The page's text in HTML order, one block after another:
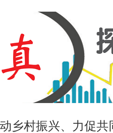
村振兴、力促共